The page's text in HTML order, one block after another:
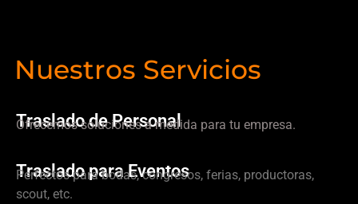
Nuestros Servicios
Traslado de Personal
Ofrecemos soluciones a medida para tu empresa.
Traslado para Eventos
Perfectos para bodas, congresos, ferias, productoras,
scout, etc.